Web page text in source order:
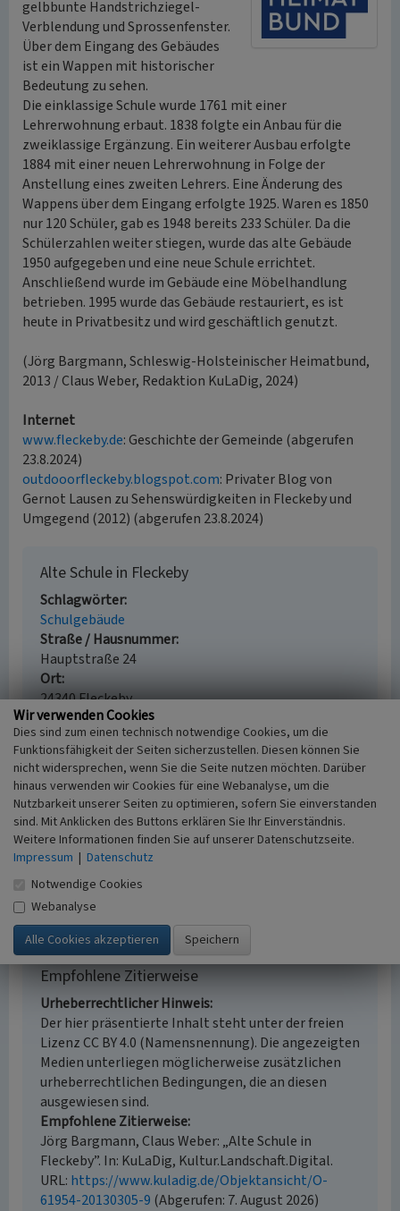
gelbbunte Handstrichziegel-
Verblendung und Sprossenfenster.
Über dem Eingang des Gebäudes
ist ein Wappen mit historischer
Bedeutung zu sehen.
Die einklassige Schule wurde 1761 mit einer
Lehrerwohnung erbaut. 1838 folgte ein Anbau für die
zweiklassige Ergänzung. Ein weiterer Ausbau erfolgte
1884 mit einer neuen Lehrerwohnung in Folge der
Anstellung eines zweiten Lehrers. Eine Änderung des
Wappens über dem Eingang erfolgte 1925. Waren es 1850
nur 120 Schüler, gab es 1948 bereits 233 Schüler. Da die
Schülerzahlen weiter stiegen, wurde das alte Gebäude
1950 aufgegeben und eine neue Schule errichtet.
Anschließend wurde im Gebäude eine Möbelhandlung
betrieben. 1995 wurde das Gebäude restauriert, es ist
heute in Privatbesitz und wird geschäftlich genutzt.
(Jörg Bargmann, Schleswig-Holsteinischer Heimatbund,
2013 / Claus Weber, Redaktion KuLaDig, 2024)
Internet
www.fleckeby.de: Geschichte der Gemeinde (abgerufen
23.8.2024)
outdooorfleckeby.blogspot.com: Privater Blog von
Gernot Lausen zu Sehenswürdigkeiten in Fleckeby und
Umgegend (2012) (abgerufen 23.8.2024)
Alte Schule in Fleckeby
Schlagwörter
Schulgebäude
Straße / Hausnummer
Hauptstraße 24
Ort
24340 Fleckeby
Fachsicht(en)
Landeskunde
Erfassungsmaßstab
i.d.R. 1:5.000 (größer als 1:20.000)
Erfassungsmethode
Geländebegehung/-kartierung, Auswertung
historischer Karten, Auswertung historischer Fotos,
Literaturauswertung
Historischer Zeitraum
Beginn 1791
Empfohlene Zitierweise
Urheberrechtlicher Hinweis
Der hier präsentierte Inhalt steht unter der freien
Lizenz CC BY 4.0 (Namensnennung). Die angezeigten
Medien unterliegen möglicherweise zusätzlichen
urheberrechtlichen Bedingungen, die an diesen
ausgewiesen sind.
Empfohlene Zitierweise
Jörg Bargmann, Claus Weber: „Alte Schule in
Fleckeby”. In: KuLaDig, Kultur.Landschaft.Digital.
URL: https://www.kuladig.de/Objektansicht/O-
61954-20130305-9 (Abgerufen: 7. August 2026)
Wir verwenden Cookies
Dies sind zum einen technisch notwendige Cookies, um die
Funktionsfähigkeit der Seiten sicherzustellen. Diesen können Sie
nicht widersprechen, wenn Sie die Seite nutzen möchten. Darüber
hinaus verwenden wir Cookies für eine Webanalyse, um die
Nutzbarkeit unserer Seiten zu optimieren, sofern Sie einverstanden
sind. Mit Anklicken des Buttons erklären Sie Ihr Einverständnis.
Weitere Informationen finden Sie auf unserer Datenschutzseite.
Impressum | Datenschutz
Notwendige Cookies
Webanalyse